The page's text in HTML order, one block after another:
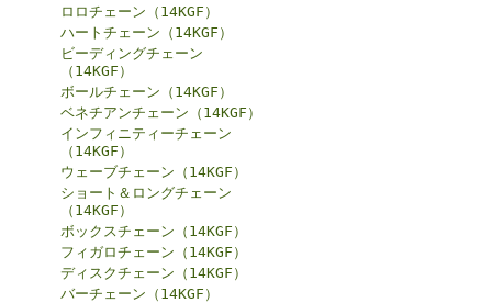
ロロチェーン（14KGF）
ハートチェーン（14KGF）
ビーディングチェーン
（14KGF）
ボールチェーン（14KGF）
ベネチアンチェーン（14KGF）
インフィニティーチェーン
（14KGF）
ウェーブチェーン（14KGF）
ショート＆ロングチェーン
（14KGF）
ボックスチェーン（14KGF）
フィガロチェーン（14KGF）
ディスクチェーン（14KGF）
バーチェーン（14KGF）